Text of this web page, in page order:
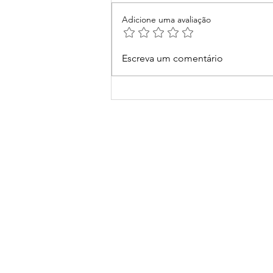
Carta aos pais.
Adicione uma avaliação
Escreva um comentário